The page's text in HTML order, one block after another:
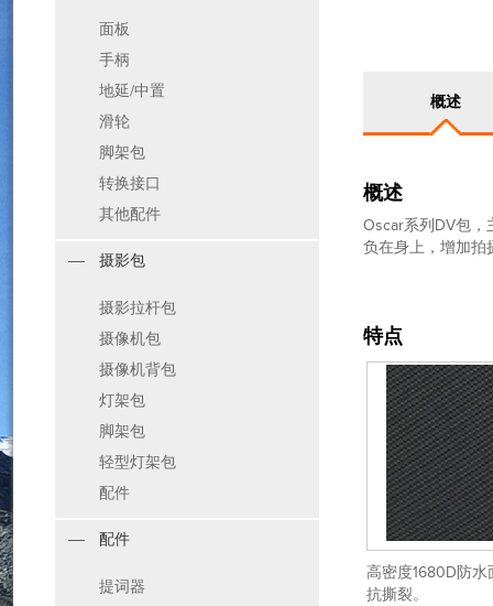
面板
手柄
地延/中置
滑轮
脚架包
转换接口
其他配件
摄影包
摄影拉杆包
摄像机包
摄像机背包
灯架包
脚架包
轻型灯架包
配件
配件
提词器
概述
概述
Oscar系列DV包，
负在身上，增加拍
特点
高密度1680D防
抗撕裂。